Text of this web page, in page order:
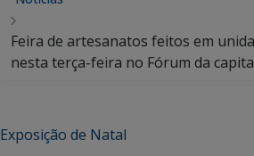
Feira de artesanatos feitos em
nesta terça-feira no Fórum da
Exposição de Natal